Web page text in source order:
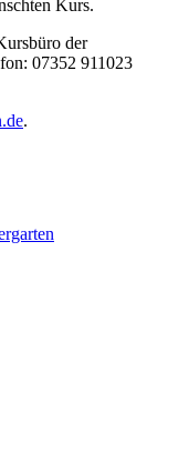
Kurs.
der
07352 911023
.